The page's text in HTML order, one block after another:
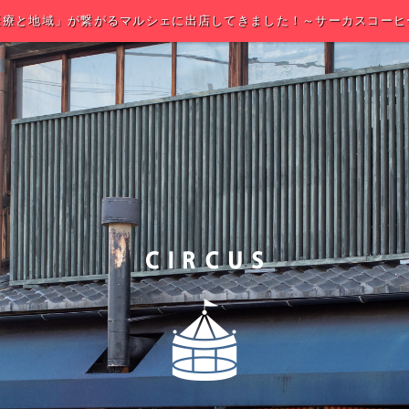
療と地域」が繋がるマルシェに出店してきました！～サーカスコーヒ